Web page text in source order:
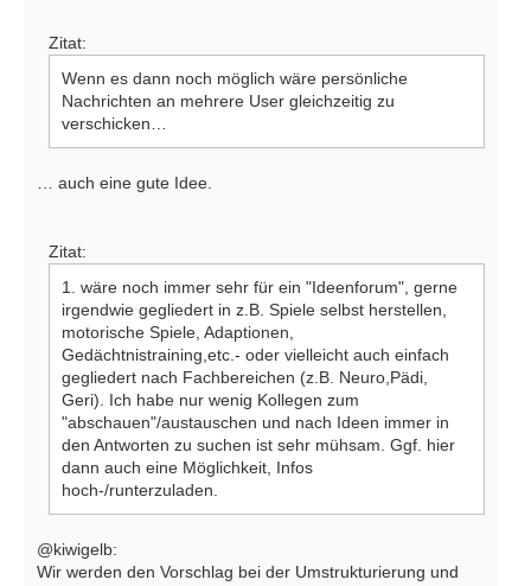
Zitat:
Wenn es dann noch möglich wäre persönliche
Nachrichten an mehrere User gleichzeitig zu
verschicken…
… auch eine gute Idee.
Zitat:
1. wäre noch immer sehr für ein "Ideenforum", gerne
irgendwie gegliedert in z.B. Spiele selbst herstellen,
motorische Spiele, Adaptionen,
Gedächtnistraining,etc.- oder vielleicht auch einfach
gegliedert nach Fachbereichen (z.B. Neuro,Pädi,
Geri). Ich habe nur wenig Kollegen zum
"abschauen"/austauschen und nach Ideen immer in
den Antworten zu suchen ist sehr mühsam. Ggf. hier
dann auch eine Möglichkeit, Infos
hoch-/runterzuladen.
@kiwigelb:
Wir werden den Vorschlag bei der Umstrukturierung und